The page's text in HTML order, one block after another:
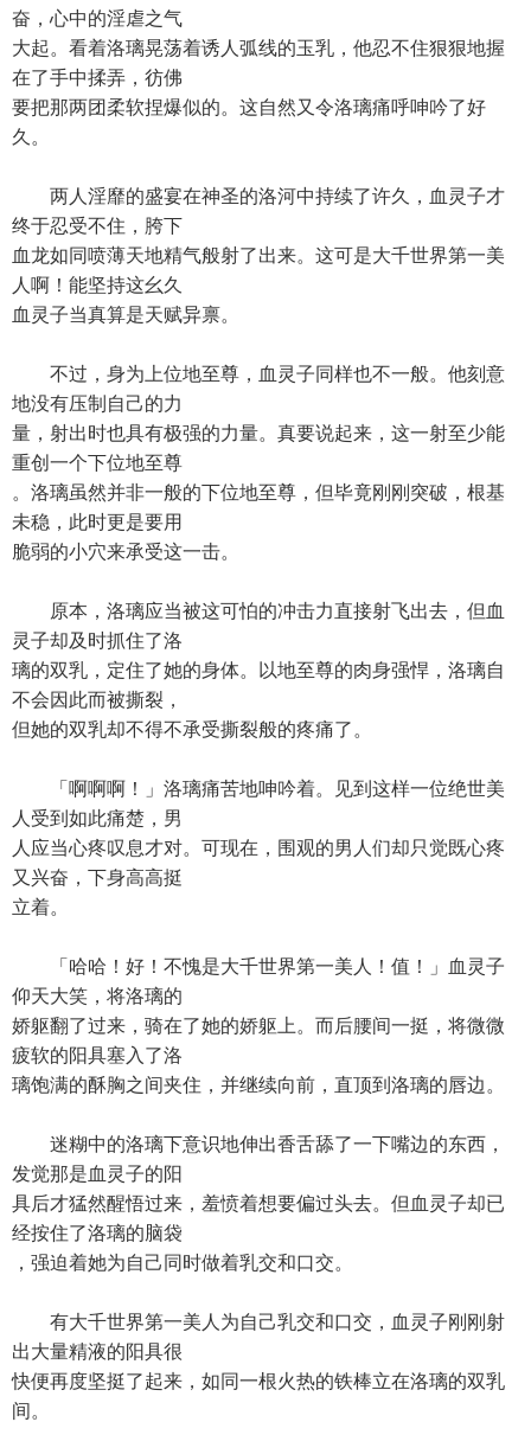
奋，心中的淫虐之气
大起。看着洛璃晃荡着诱人弧线的玉乳，他忍不住狠狠地握
在了手中揉弄，彷佛
要把那两团柔软捏爆似的。这自然又令洛璃痛呼呻吟了好
久。
两人淫靡的盛宴在神圣的洛河中持续了许久，血灵子才
终于忍受不住，胯下
血龙如同喷薄天地精气般射了出来。这可是大千世界第一美
人啊！能坚持这幺久
血灵子当真算是天赋异禀。
不过，身为上位地至尊，血灵子同样也不一般。他刻意
地没有压制自己的力
量，射出时也具有极强的力量。真要说起来，这一射至少能
重创一个下位地至尊
。洛璃虽然并非一般的下位地至尊，但毕竟刚刚突破，根基
未稳，此时更是要用
脆弱的小穴来承受这一击。
原本，洛璃应当被这可怕的冲击力直接射飞出去，但血
灵子却及时抓住了洛
璃的双乳，定住了她的身体。以地至尊的肉身强悍，洛璃自
不会因此而被撕裂，
但她的双乳却不得不承受撕裂般的疼痛了。
「啊啊啊！」洛璃痛苦地呻吟着。见到这样一位绝世美
人受到如此痛楚，男
人应当心疼叹息才对。可现在，围观的男人们却只觉既心疼
又兴奋，下身高高挺
立着。
「哈哈！好！不愧是大千世界第一美人！值！」血灵子
仰天大笑，将洛璃的
娇躯翻了过来，骑在了她的娇躯上。而后腰间一挺，将微微
疲软的阳具塞入了洛
璃饱满的酥胸之间夹住，并继续向前，直顶到洛璃的唇边。
迷糊中的洛璃下意识地伸出香舌舔了一下嘴边的东西，
发觉那是血灵子的阳
具后才猛然醒悟过来，羞愤着想要偏过头去。但血灵子却已
经按住了洛璃的脑袋
，强迫着她为自己同时做着乳交和口交。
有大千世界第一美人为自己乳交和口交，血灵子刚刚射
出大量精液的阳具很
快便再度坚挺了起来，如同一根火热的铁棒立在洛璃的双乳
间。